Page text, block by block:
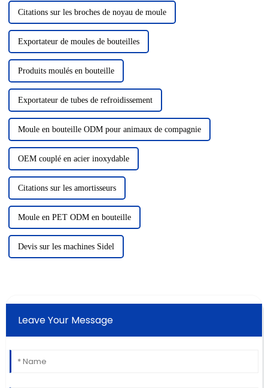
Citations sur les broches de noyau de moule
Exportateur de moules de bouteilles
Produits moulés en bouteille
Exportateur de tubes de refroidissement
Moule en bouteille ODM pour animaux de compagnie
OEM couplé en acier inoxydable
Citations sur les amortisseurs
Moule en PET ODM en bouteille
Devis sur les machines Sidel
Leave Your Message